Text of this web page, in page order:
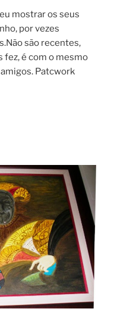
mostrar os seus
por vezes
são recentes,
fez, é com o mesmo
Patcwork